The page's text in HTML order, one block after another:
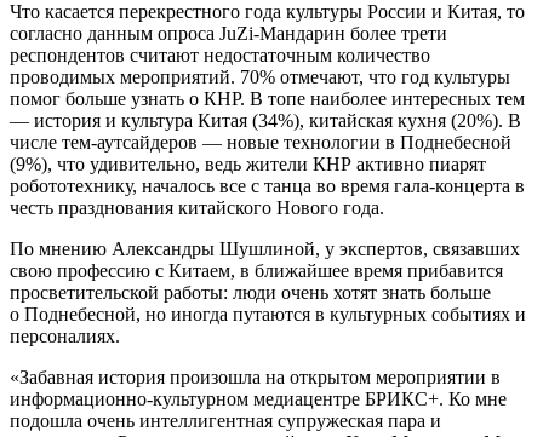
Что касается перекрестного года культуры России и Китая, то
согласно данным опроса JuZi-Мандарин более трети
респондентов считают недостаточным количество
проводимых мероприятий. 70% отмечают, что год культуры
помог больше узнать о КНР. В топе наиболее интересных тем
— история и культура Китая (34%), китайская кухня (20%). В
числе тем-аутсайдеров — новые технологии в Поднебесной
(9%), что удивительно, ведь жители КНР активно пиарят
робототехнику, началось все с танца во время гала-концерта в
честь празднования китайского Нового года.
По мнению Александры Шушлиной, у экспертов, связавших
свою профессию с Китаем, в ближайшее время прибавится
просветительской работы: люди очень хотят знать больше
о Поднебесной, но иногда путаются в культурных событиях и
персоналиях.
«Забавная история произошла на открытом мероприятии в
информационно-культурном медиацентре БРИКС+. Ко мне
подошла очень интеллигентная супружеская пара и